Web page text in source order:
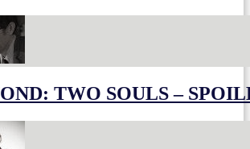
TWO SOULS –